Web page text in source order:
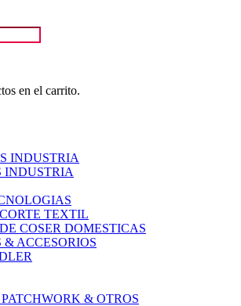
en el carrito.
INDUSTRIA
INDUSTRIA
TEXTIL
COSER DOMESTICAS
ACCESORIOS
& OTROS